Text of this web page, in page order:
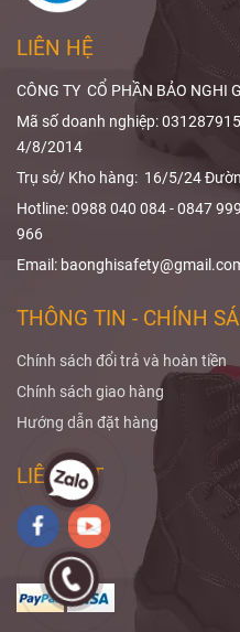
phủ và thiết kế
sản phẩm.
LIÊN HỆ
CÔNG TY CỔ PHẦN BẢO NGHI
Mã số doanh nghiệp:
4/8/2014
Trụ sở/ Kho hàng: 16/5/24
Hotline: 0988 040 084 - 0847
966
Email:
THÔNG TIN - CHÍNH
Chính sách đổi trả và hoàn tiền
Chính sách giao hàng
Hướng dẫn đặt hàng
LIÊN KẾT